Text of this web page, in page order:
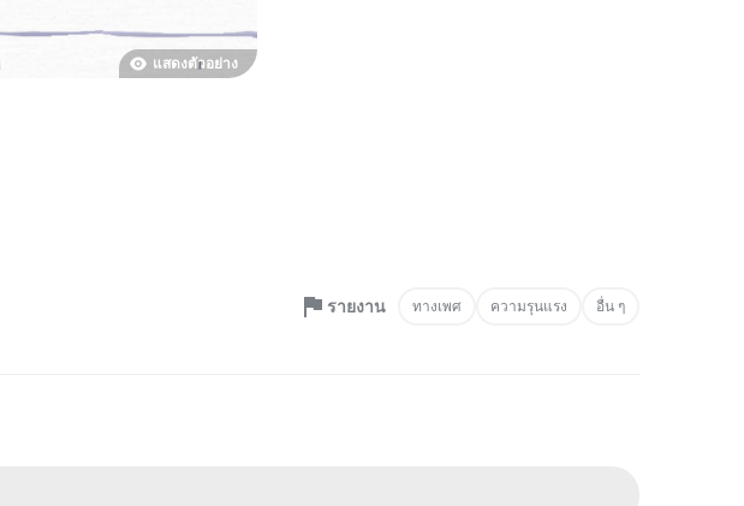
แสดงตัวอย่าง
รายงาน ทางเพศ ความรุนแรง อื่น ๆ